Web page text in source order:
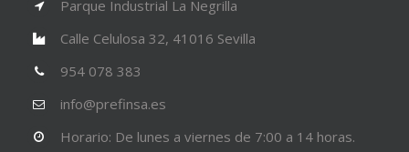
Parque Industrial La Negrilla
Calle Celulosa 32, 41016 Sevilla
954 078 383
info@prefinsa.es
Horario: De lunes a viernes de 7:00 a 14 horas.